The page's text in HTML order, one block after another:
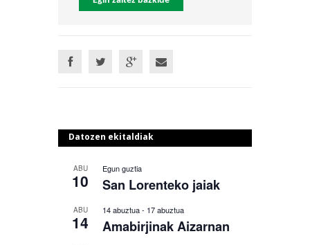
Datozen ekitaldiak
ABU
10
Egun guztia
San Lorenteko jaiak
ABU
14
14 abuztua- 17 abuztua
Amabirjinak Aizarnan